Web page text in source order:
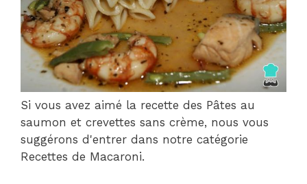
Si vous avez aimé la recette des Pâtes au
saumon et crevettes sans crème, nous vous
suggérons d'entrer dans notre catégorie
Recettes de Macaroni.